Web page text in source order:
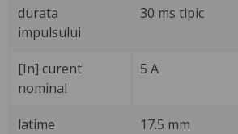
durata
impulsului
30 ms tipic
[In] curent
nominal
5 A
latime 17.5 mm